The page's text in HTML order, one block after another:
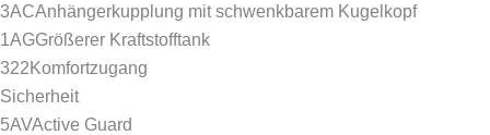
3ACAnhängerkupplung mit schwenkbarem Kugelkopf
1AGGrößerer Kraftstofftank
322 Komfortzugang
Sicherheit
5AVActive Guard